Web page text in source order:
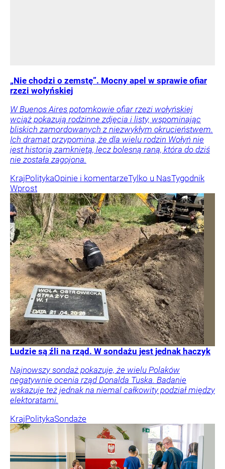
„Nie chodzi o zemstę”. Mocny apel w sprawie ofiar
rzezi wołyńskiej
W Buenos Aires potomkowie ofiar rzezi wołyńskiej
wciąż pokazują rodzinne zdjęcia i listy, wspominając
bliskich zamordowanych z niezwykłym okrucieństwem.
Ich dramat przypomina, że dla wielu rodzin Wołyń nie
jest historią zamkniętą, lecz bolesną raną, która do dziś
nie została zagojona.
KrajPolitykaOpinie i komentarzeTylko u NasTygodnik
Wprost
Ludzie są źli na rząd. W sondażu jest jednak haczyk
Najnowszy sondaż pokazuje, że wielu Polaków
negatywnie ocenia rząd Donalda Tuska. Badanie
wskazuje też jednak na niemal całkowity podział między
elektoratami.
KrajPolitykaSondaże